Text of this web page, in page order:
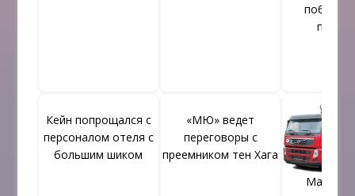
Кейн попрощался с
персоналом отеля с
большим шиком
«МЮ» ведет
переговоры с
преемником тен Хага